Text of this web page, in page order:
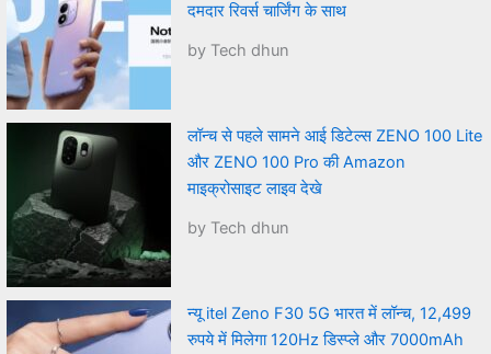
दमदार रिवर्स चार्जिंग के साथ
by Tech dhun
लॉन्च से पहले सामने आई डिटेल्स ZENO 100 Lite
और ZENO 100 Pro की Amazon
माइक्रोसाइट लाइव देखे
by Tech dhun
न्यू itel Zeno F30 5G भारत में लॉन्च, 12,499
रुपये में मिलेगा 120Hz डिस्प्ले और 7000mAh